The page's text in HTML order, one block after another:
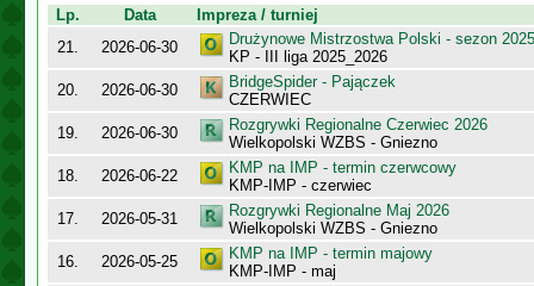
Lp. Data
Impreza / turniej
21.
2026-06-30
Drużynowe Mistrzostwa Polski - sezon
KP - III liga 2025_2026
20.
2026-06-30
BridgeSpider - Pajączek
CZERWIEC
19.
2026-06-30
Rozgrywki Regionalne Czerwiec 2026
Wielkopolski WZBS - Gniezno
18.
2026-06-22
KMP na IMP - termin czerwcowy
KMP-IMP - czerwiec
17.
2026-05-31
Rozgrywki Regionalne Maj 2026
Wielkopolski WZBS - Gniezno
16.
2026-05-25
KMP na IMP - termin majowy
KMP-IMP - maj